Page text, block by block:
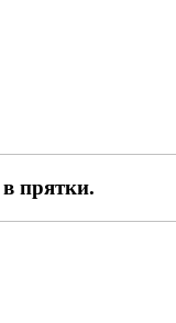
прятки.